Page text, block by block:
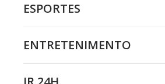
ESPORTES
ENTRETENIMENTO